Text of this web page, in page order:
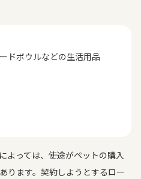
ドボウルなどの生活用品
よっては、使途がペットの購入
ります。契約しようとするロー